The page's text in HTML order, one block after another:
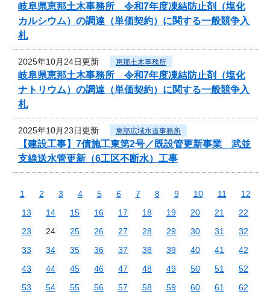
岐阜県恵那土木事務所 令和7年度凍結防止剤（塩化
カルシウム）の調達（単価契約）に関する一般競争入
札
2025年10月24日更新 恵那土木事務所
岐阜県恵那土木事務所 令和7年度凍結防止剤（塩化
ナトリウム）の調達（単価契約）に関する一般競争入
札
2025年10月23日更新 東部広域水道事務所
【建設工事】7債施工東第2号／既設管更新事業 武並
支線送水管更新（6工区不断水）工事
1 2 3 4 5 6 7 8 9 10 11
12
13
14 15 16 17 18 19 20 21
22
23
24 25 26 27 28 29 30 31
32
33
34 35 36 37 38 39 40 41
42
43
44 45 46 47 48 49 50 51
52
53
54 55 56 57 58 59 60 61
62